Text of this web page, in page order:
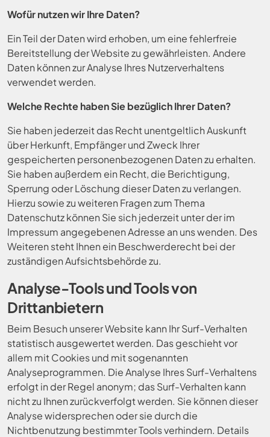
Wofür nutzen wir Ihre Daten?
Ein Teil der Daten wird erhoben, um eine fehlerfreie
Bereitstellung der Website zu gewährleisten. Andere
Daten können zur Analyse Ihres Nutzerverhaltens
verwendet werden.
Welche Rechte haben Sie bezüglich Ihrer Daten?
Sie haben jederzeit das Recht unentgeltlich Auskunft
über Herkunft, Empfänger und Zweck Ihrer
gespeicherten personenbezogenen Daten zu erhalten.
Sie haben außerdem ein Recht, die Berichtigung,
Sperrung oder Löschung dieser Daten zu verlangen.
Hierzu sowie zu weiteren Fragen zum Thema
Datenschutz können Sie sich jederzeit unter der im
Impressum angegebenen Adresse an uns wenden. Des
Weiteren steht Ihnen ein Beschwerderecht bei der
zuständigen Aufsichtsbehörde zu.
Analyse-Tools und Tools von
Drittanbietern
Beim Besuch unserer Website kann Ihr Surf-Verhalten
statistisch ausgewertet werden. Das geschieht vor
allem mit Cookies und mit sogenannten
Analyseprogrammen. Die Analyse Ihres Surf-Verhaltens
erfolgt in der Regel anonym; das Surf-Verhalten kann
nicht zu Ihnen zurückverfolgt werden. Sie können dieser
Analyse widersprechen oder sie durch die
Nichtbenutzung bestimmter Tools verhindern. Details